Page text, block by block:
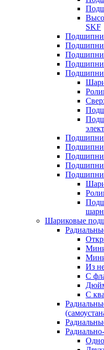
SKF
Шариковые
Из
С
С